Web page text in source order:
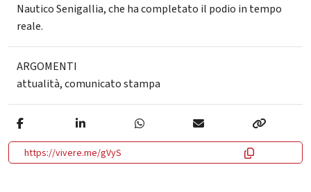
Nautico Senigallia, che ha completato il podio in tempo
reale.
ARGOMENTI
attualità,comunicato stampa
https://vivere.me/gVyS